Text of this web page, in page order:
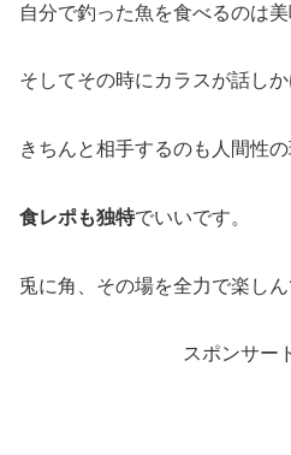
自分で釣った魚を食べるのは美
そしてその時にカラスが話し
きちんと相手するのも人間性
食レポも独特でいいです。
兎に角、その場を全力で楽しん
スポンサー